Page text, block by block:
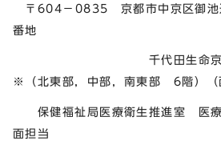
〒604－0835 京都市中京区御池
番地
千代田生命京都御
※（北東部，中部，南東部 6階）
保健福祉局医療衛生推進室 医
面担当